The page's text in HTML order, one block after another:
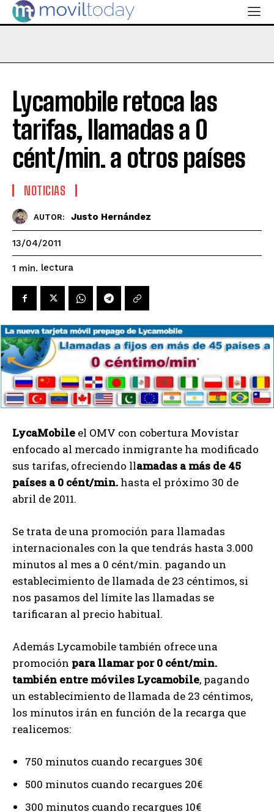
Lycamobile retoca las
tarifas, llamadas a 0
cént/min. a otros países
NOTICIAS
AUTOR: Justo Hernández
13/04/2011
1 min. lectura
LycaMobile el OMV con cobertura Movistar
enfocado al mercado inmigrante ha modificado
sus tarifas, ofreciendo llamadas a más de 45
países a 0 cént/min. hasta el próximo 30 de
abril de 2011.
Se trata de una promoción para llamadas
internacionales con la que tendrás hasta 3.000
minutos al mes a 0 cént/min. pagando un
establecimiento de llamada de 23 céntimos, si
nos pasamos del límite las llamadas se
tarificaran al precio habitual.
Además Lycamobile también ofrece una
promoción para llamar por 0 cént/min.
también entre móviles Lycamobile, pagando
un establecimiento de llamada de 23 céntimos,
los minutos irán en función de la recarga que
realicemos:
750 minutos cuando recargues 30€
500 minutos cuando recargues 20€
300 minutos cuando recargues 10€